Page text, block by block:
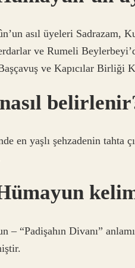
asıl üyeleri Sadrazam,
ve Rumeli
ve Kapıcılar Birliği
en yaşlı şehzadenin tahta
– “Padişahın Divanı”